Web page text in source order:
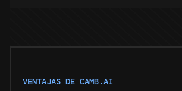
VENTAJAS DE CAMB.AI